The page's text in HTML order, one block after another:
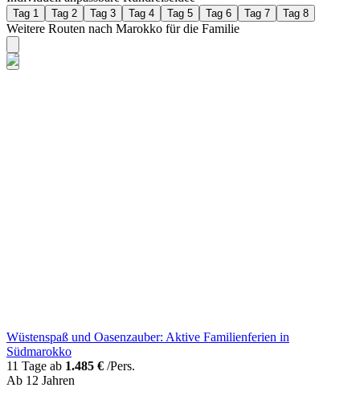
Tag 1 Tag 2 Tag 3 Tag 4 Tag 5 Tag 6 Tag 7 Tag 8
Weitere Routen nach Marokko für die Familie
Wüstenspaß und Oasenzauber: Aktive Familienferien in
Südmarokko
11 Tage ab 1.485 € /Pers.
Ab 12 Jahren